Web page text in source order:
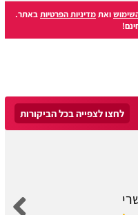
ואתמדיניות הפרטיותבאתר.
לחצו לצפייה בכל הביקורות